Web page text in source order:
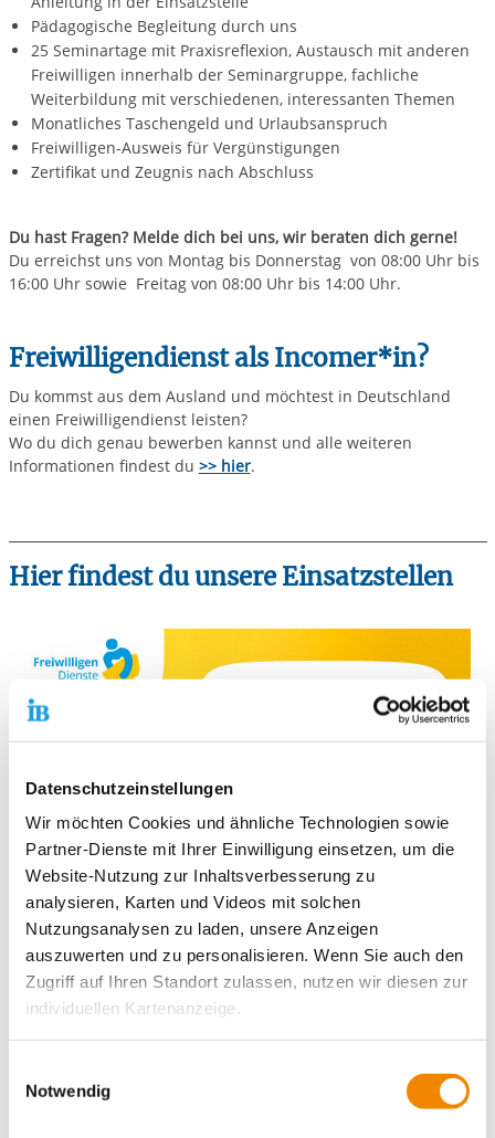
Datenschutzeinstellungen
Wir möchten Cookies und ähnliche Technologien sowie
Partner-Dienste mit Ihrer Einwilligung einsetzen, um die
Website-Nutzung zur Inhaltsverbesserung zu
analysieren, Karten und Videos mit solchen
Nutzungsanalysen zu laden, unsere Anzeigen
auszuwerten und zu personalisieren. Wenn Sie auch den
Zugriff auf Ihren Standort zulassen, nutzen wir diesen zur
individuellen Kartenanzeige.
unsere Partner Daten wie Ihre IP-Adresse und
verarbeiten diese zusammen mit Daten von anderen
Notwendig
Pädagogische Begleitung durch uns
25 Seminartage mit Praxisreflexion, Austausch mit anderen
Freiwilligen innerhalb der Seminargruppe, fachliche
Weiterbildung mit verschiedenen, interessanten Themen
Monatliches Taschengeld und Urlaubsanspruch
Freiwilligen-Ausweis für Vergünstigungen
Zertifikat und Zeugnis nach Abschluss
Du hast Fragen? Melde dich bei uns, wir beraten dich gerne!
Du erreichst uns von Montag bis Donnerstag von 08:00 Uhr bis
16:00 Uhr sowie Freitag von 08:00 Uhr bis 14:00 Uhr.
Freiwilligendienst als Incomer*in?
Du kommst aus dem Ausland und möchtest in Deutschland
einen Freiwilligendienst leisten?
Wo du dich genau bewerben kannst und alle weiteren
Informationen findest du >> hier.
Hier findest du unsere Einsatzstellen
Freiwilligendienst machen kannst?